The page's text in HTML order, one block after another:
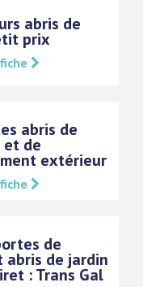
abris de
prix
abris de
et de
extérieur
de
abris de jardin
: Trans Gal